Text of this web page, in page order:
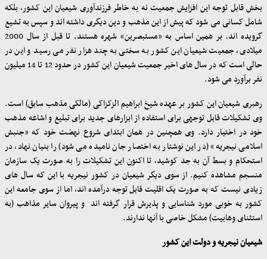
بخش قابل توجه این افزایش جمعیت نه به خاطر فرزندآوری شیعیان این کشور، بلکه
شامل کسانی می شود که پیش از این مذهب و دین دیگری داشته اند و سپس به تشیع
گرویده اند. بر همین اساس به «مستبصرین» شهره هستند. تا قبل از سال 2000
میلادی، جمعیت شیعیان این کشور به سختی به چند هزار نفر می رسید و این در
حالی است که در سال های اخیر جمعیت شیعیان این کشور در حدود 12 تا 14 میلیون
نفر برآورد می شود.
رهبری شیعیان این کشور بر عهده شیخ ابراهیم الزکزاکی (مالکی مذهب سابق) است.
وی تشکیلات قابل توجهی برای استفاده از ابزارهای جدید برای تبلیغ و اشاعه مذهب
خود در اختیار دارد. وی همچنین در همان ابتدای شروع نهضت خود که «جنبش
اسلامی نیجریه» (در این نوشتار به اختصار جان نامیده می شود) را بنیان نهاد، در
استحکام و بسط آن به جد کوشید، تا اکنون این تشکیلات را به صورت یک سازمان
منسجم مشاهده کنیم. از سوی دیگر شیعیان در کشور نیجریه با این که سال های
زیادی نیست که به صورت یک اقلیت قابل توجه درآمده اند، اما از سوی جامعه این
کشور به خوبی مورد شناسایی و پذیرش قرار گرفته اند و پیروان سایر مذاهب (به
استثنای وهابیت) مشکل خاصی با آنها ندارند.
شیعیان نیجریه و دولت این کشور